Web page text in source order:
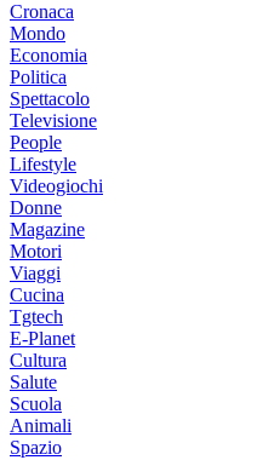
Cronaca
Mondo
Economia
Politica
Spettacolo
Televisione
People
Lifestyle
Videogiochi
Donne
Magazine
Motori
Viaggi
Cucina
Tgtech
E-Planet
Cultura
Salute
Scuola
Animali
Spazio